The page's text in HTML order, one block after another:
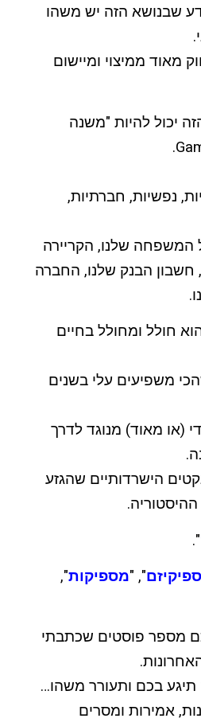
שבנושא הזה יש משהו
מאוד ממיצוי ומיישום
יכול להיות "משנה
נפשיות, חברתיות,
המשפחה שלנו, הקריירה
חשבון הבנק שלנו, החברה
חולל ומחולל בחיים
משפיעים עלי בשנים
(או מאוד) מנוגד לדרך
הישרדותיים שהגזע
".
", "מספיקות",
מספר פוסטים שכתבתי
תיגע בכם ותעורר משהו…
אמירות ומסרים